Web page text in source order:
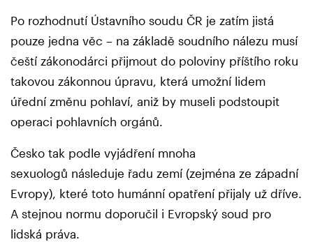
Po rozhodnutí Ústavního soudu ČR je zatím jistá
pouze jedna věc – na základě soudního nálezu musí
čeští zákonodárci přijmout do poloviny příštího roku
takovou zákonnou úpravu, která umožní lidem
úřední změnu pohlaví, aniž by museli podstoupit
operaci pohlavních orgánů.
Česko tak podle vyjádření mnoha
sexuologů následuje řadu zemí (zejména ze západní
Evropy), které toto humánní opatření přijaly už dříve.
A stejnou normu doporučil i Evropský soud pro
lidská práva.